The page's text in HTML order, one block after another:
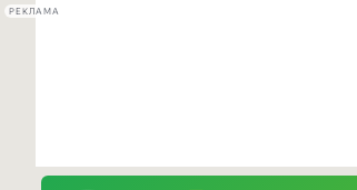
РЕКЛАМА